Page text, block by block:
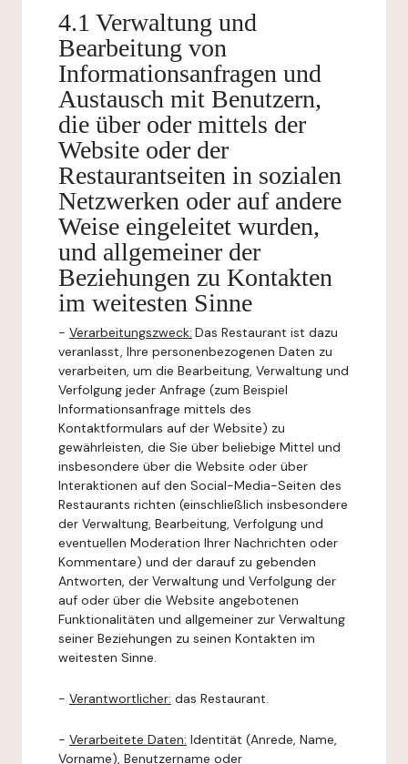
4.1 Verwaltung und
Bearbeitung von
Informationsanfragen und
Austausch mit Benutzern,
die über oder mittels der
Website oder der
Restaurantseiten in sozialen
Netzwerken oder auf andere
Weise eingeleitet wurden,
und allgemeiner der
Beziehungen zu Kontakten
im weitesten Sinne
- Verarbeitungszweck: Das Restaurant ist dazu
veranlasst, Ihre personenbezogenen Daten zu
verarbeiten, um die Bearbeitung, Verwaltung und
Verfolgung jeder Anfrage (zum Beispiel
Informationsanfrage mittels des
Kontaktformulars auf der Website) zu
gewährleisten, die Sie über beliebige Mittel und
insbesondere über die Website oder über
Interaktionen auf den Social-Media-Seiten des
Restaurants richten (einschließlich insbesondere
der Verwaltung, Bearbeitung, Verfolgung und
eventuellen Moderation Ihrer Nachrichten oder
Kommentare) und der darauf zu gebenden
Antworten, der Verwaltung und Verfolgung der
auf oder über die Website angebotenen
Funktionalitäten und allgemeiner zur Verwaltung
seiner Beziehungen zu seinen Kontakten im
weitesten Sinne.
- Verantwortlicher: das Restaurant.
- Verarbeitete Daten: Identität (Anrede, Name,
Vorname), Benutzername oder